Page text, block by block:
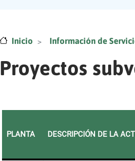
Inicio Información de
Proyectos
PLANTA DESCRIPCIÓN DE LA